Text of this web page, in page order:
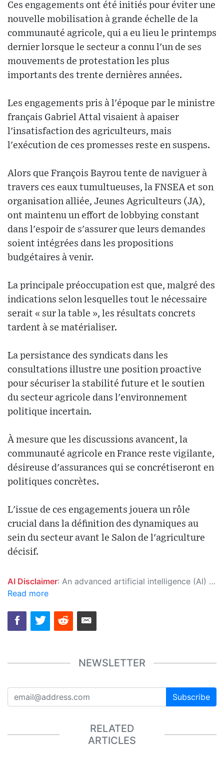
Ces engagements ont été initiés pour éviter une
nouvelle mobilisation à grande échelle de la
communauté agricole, qui a eu lieu le printemps
dernier lorsque le secteur a connu l'un de ses
mouvements de protestation les plus
importants des trente dernières années.
Les engagements pris à l'époque par le ministre
français Gabriel Attal visaient à apaiser
l'insatisfaction des agriculteurs, mais
l'exécution de ces promesses reste en suspens.
Alors que François Bayrou tente de naviguer à
travers ces eaux tumultueuses, la FNSEA et son
organisation alliée, Jeunes Agriculteurs (JA),
ont maintenu un effort de lobbying constant
dans l'espoir de s'assurer que leurs demandes
soient intégrées dans les propositions
budgétaires à venir.
La principale préoccupation est que, malgré des
indications selon lesquelles tout le nécessaire
serait « sur la table », les résultats concrets
tardent à se matérialiser.
La persistance des syndicats dans les
consultations illustre une position proactive
pour sécuriser la stabilité future et le soutien
du secteur agricole dans l'environnement
politique incertain.
À mesure que les discussions avancent, la
communauté agricole en France reste vigilante,
désireuse d'assurances qui se concrétiseront en
politiques concrètes.
L'issue de ces engagements jouera un rôle
crucial dans la définition des dynamiques au
sein du secteur avant le Salon de l'agriculture
décisif.
AI Disclaimer: An advanced artificial intelligence (AI) system generated the content of this page on its own. This innovative technology conducts extensive research from a variety of reliable sources, performs rigorous fact-checking and verification, cleans up and balances biased or manipulated content, and presents a minimal factual summary that is just enough yet essential for you to function as an informed and educated citizen. Please keep in mind, however, that this system is an evolving technology, and as a result, the article may contain accidental inaccuracies or errors. We urge you to help us improve our site by reporting any inaccuracies you find using the "
Read more
NEWSLETTER
Subscribe
RELATED
ARTICLES